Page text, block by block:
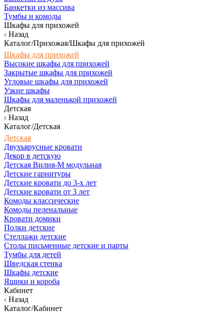
Банкетки из массива
Тумбы и комоды
Шкафы для прихожей
Назад
Каталог/Прихожая/Шкафы для прихожей
Шкафы для прихожей
Высокие шкафы для прихожей
Закрытые шкафы для прихожей
Угловые шкафы для прихожей
Узкие шкафы
Шкафы для маленькой прихожей
Детская
Назад
Каталог/Детская
Детская
Двухъярусные кровати
Декор в детскую
Детская Вилия-М модульная
Детские гарнитуры
Детские кровати до 3-х лет
Детские кровати от 3 лет
Комоды классические
Комоды пеленальные
Кровати домики
Полки детские
Стеллажи детские
Столы письменные детские и парты
Тумбы для детей
Шведская стенка
Шкафы детские
Ящики и короба
Кабинет
Назад
Каталог/Кабинет